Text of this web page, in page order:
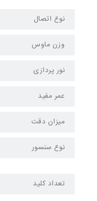
نوع اتصال
وزن ماوس
نور پردازی
عمر مفید
میزان دقت
نوع سنسور
تعداد کلید